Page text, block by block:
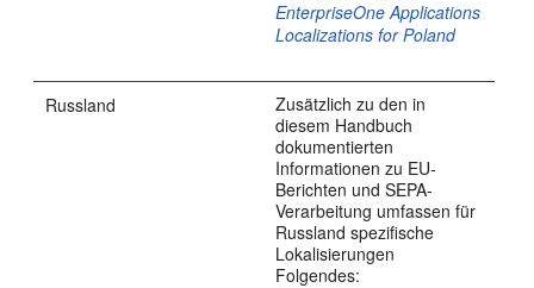
EnterpriseOne Applications
Localizations for Poland
Russland
Zusätzlich zu den in
diesem Handbuch
dokumentierten
Informationen zu EU-
Berichten und SEPA-
Verarbeitung umfassen für
Russland spezifische
Lokalisierungen
Folgendes: